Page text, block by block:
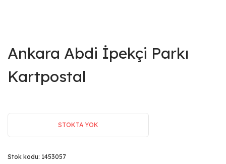
Ankara Abdi İpekçi Parkı
Kartpostal
STOKTA YOK
Stok kodu: 1453057